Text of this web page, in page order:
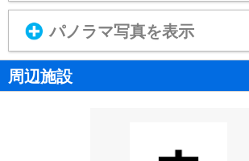
パノラマ写真を表示
周辺施設